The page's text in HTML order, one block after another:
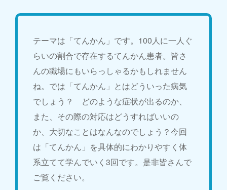
テーマは「てんかん」です。100人に一人ぐ
らいの割合で存在するてんかん患者。皆さ
んの職場にもいらっしゃるかもしれません
ね。では「てんかん」とはどういった病気
でしょう？ どのような症状が出るのか、
また、その際の対応はどうすればいいの
か、大切なことはなんなのでしょう？今回
は「てんかん」を具体的にわかりやすく体
系立てて学んでいく3回です。是非皆さんで
ご覧ください。